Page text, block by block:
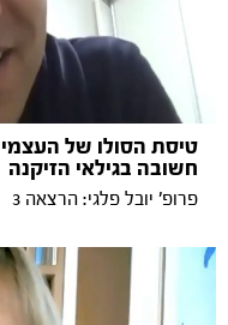
טיסת הסולו של העצמי
חשובה בגילאי הזיקנה
פרופ' יובל פלגי: הרצאה 3